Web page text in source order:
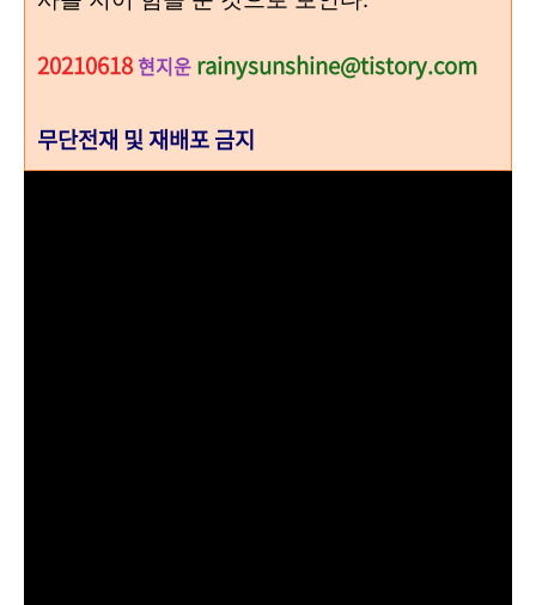
20210618 현지운 rainysunshine@tistory.com
무단전재 및 재배포 금지